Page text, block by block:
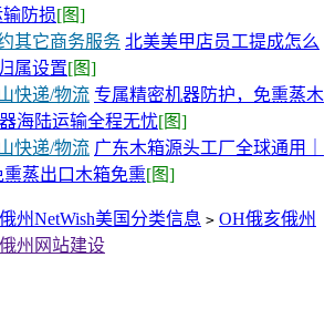
防损[图]
其它商务服务 北美美甲店员工提成怎么
属设置[图]
快递/物流 专属精密机器防护，免熏蒸木
海陆运输全程无忧[图]
快递/物流 广东木箱源头工厂全球通用｜
熏蒸出口木箱免熏[图]
州NetWish美国分类信息 > OH俄亥俄州
州网站建设